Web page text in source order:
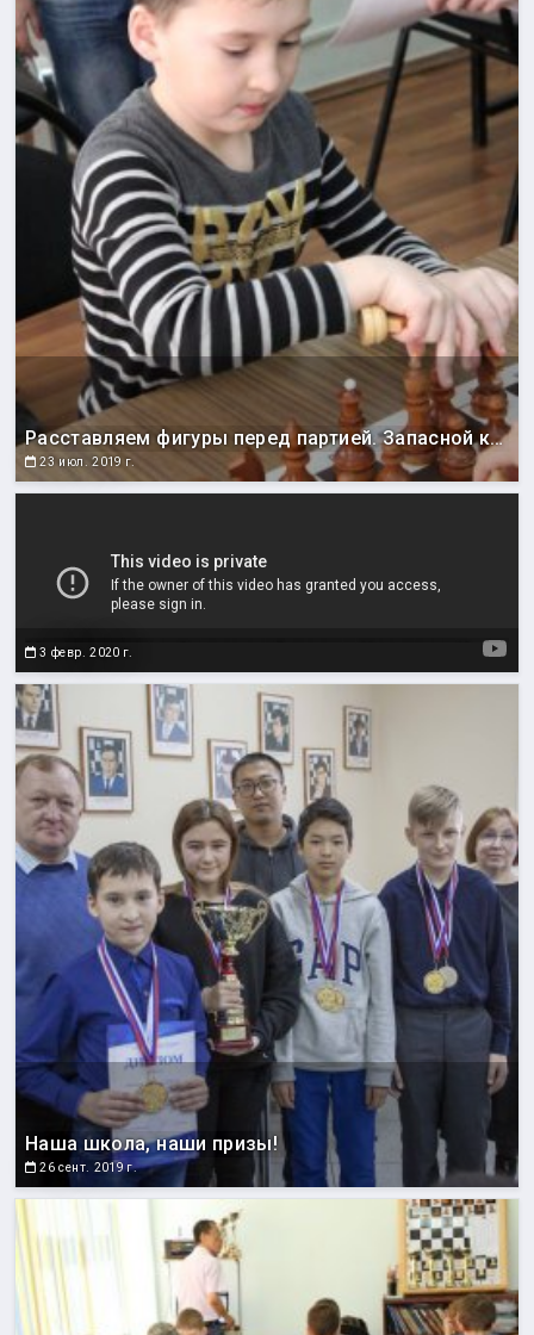
Расставляем фигуры перед партией. Запасной конь в рукаве никогда не будет лишним )))
23 июл. 2019 г.
Международный гроссмейстер из Харькова Константин Тарлев провел мастер-класс для сахалинских шахматистов (2014 год)
3 февр. 2020 г.
Наша школа, наши призы!
26 сент. 2019 г.